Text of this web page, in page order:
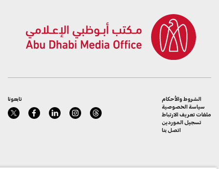
تابعونا
الشروط والأحكام
سياسة الخصوصية
ملفات تعريف الارتباط
تسجيل الموردين
اتصل بنا